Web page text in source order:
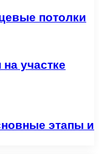
потолки
участке
этапы и